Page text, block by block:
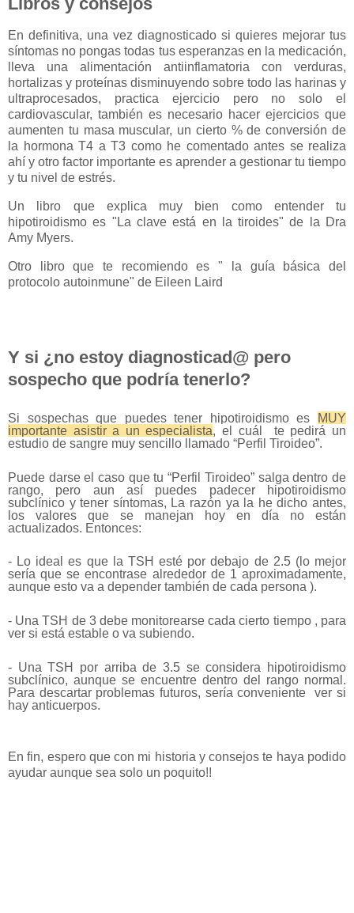
En definitiva, una vez diagnosticado si quieres mejorar tus
síntomas no pongas todas tus esperanzas en la medicación,
lleva una alimentación antiinflamatoria con verduras,
hortalizas y proteínas disminuyendo sobre todo las harinas y
ultraprocesados, practica ejercicio pero no solo el
cardiovascular, también es necesario hacer ejercicios que
aumenten tu masa muscular, un cierto % de conversión de
la hormona T4 a T3 como he comentado antes se realiza
ahí y otro factor importante es aprender a gestionar tu tiempo
y tu nivel de estrés.
Un libro que explica muy bien como entender tu
hipotiroidismo es "La clave está en la tiroides" de la Dra
Amy Myers.
Otro libro que te recomiendo es " la guía básica del
protocolo autoinmune" de Eileen Laird
Y si ¿no estoy diagnosticad@ pero
sospecho que podría tenerlo?
Si sospechas que puedes tener hipotiroidismo es
MUY
importante asistir a un especialista, el cuál te pedirá un
estudio de sangre muy sencillo llamado “Perfil Tiroideo”.
Puede darse el caso que tu “Perfil Tiroideo” salga dentro de
rango, pero aun así puedes padecer hipotiroidismo
subclínico y tener síntomas, La razón ya la he dicho antes,
los valores que se manejan hoy en día no están
actualizados. Entonces:
- Lo ideal es que la TSH esté por debajo de 2.5 (lo mejor
sería que se encontrase alrededor de 1 aproximadamente,
aunque esto va a depender también de cada persona ).
- Una TSH de 3 debe monitorearse cada cierto tiempo , para
ver si está estable o va subiendo.
- Una TSH por arriba de 3.5 se considera hipotiroidismo
subclínico, aunque se encuentre dentro del rango normal.
Para descartar problemas futuros, sería conveniente ver si
hay anticuerpos.
En fin, espero que con mi historia y consejos te haya podido
ayudar aunque sea solo un poquito!!